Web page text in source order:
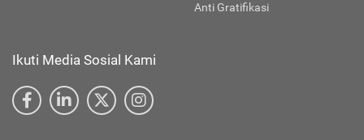
Anti Gratifikasi
Ikuti Media Sosial Kami